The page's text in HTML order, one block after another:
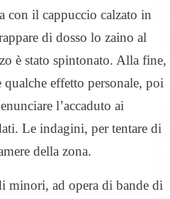
con il cappuccio calzato in
di dosso lo zaino al
è stato spintonato. Alla fine,
effetto personale, poi
l’accaduto ai
Le indagini, per tentare di
della zona.
minori, ad opera di bande di